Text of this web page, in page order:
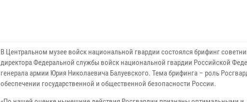
В Центральном музее войск национальной гвардии состоялся брифинг
директора Федеральной службы войск национальной гвардии Российской
генерала армии Юрия Николаевича Балуевского. Тема брифинга – роль
обеспечении государственной и общественной безопасности России.